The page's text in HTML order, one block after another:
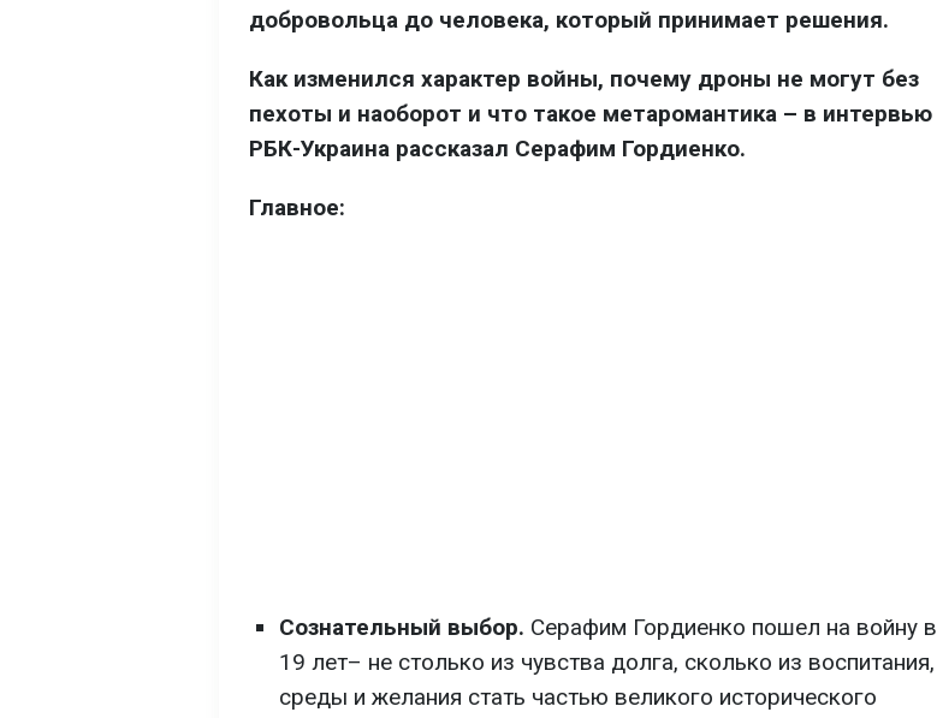
добровольца до человека, который принимает решения.
Как изменился характер войны, почему дроны не могут без
пехоты и наоборот и что такое метаромантика – в интервью
РБК-Украина рассказал Серафим Гордиенко.
Главное:
Сознательный выбор. Серафим Гордиенко пошел на войну в
19 лет– не столько из чувства долга, сколько из воспитания,
среды и желания стать частью великого исторического